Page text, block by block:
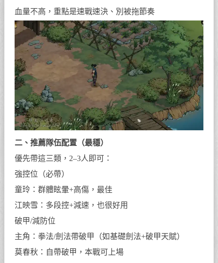
血量不高，重點是速戰速決、別被拖節奏
二、推薦隊伍配置（最穩）
優先帶這三類，2–3人即可：
強控位（必帶）
童玲：群體眩暈+高傷，最佳
江映雪：多段控+減速，也很好用
破甲/減防位
主角：拳法/劍法帶破甲（如基礎劍法+破甲天賦）
莫春秋：自帶破甲，本戰可上場